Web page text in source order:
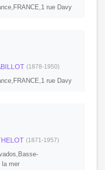
rue Davy
(1878-1950)
rue Davy
(1871-1957)
la mer